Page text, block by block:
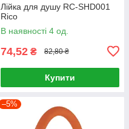
Лійка для душу RC-SHD001
Rico
В наявності 4 од.
74,52 ₴ 82,80 ₴
Купити
–5%